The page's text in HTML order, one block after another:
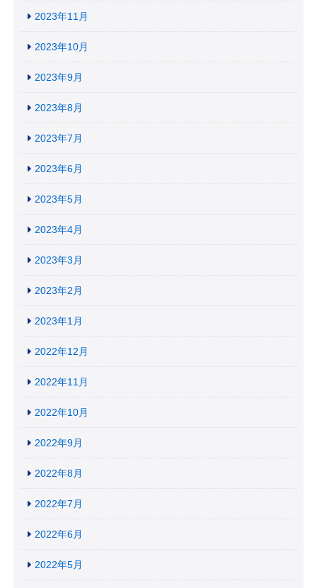
2023年11月
2023年10月
2023年9月
2023年8月
2023年7月
2023年6月
2023年5月
2023年4月
2023年3月
2023年2月
2023年1月
2022年12月
2022年11月
2022年10月
2022年9月
2022年8月
2022年7月
2022年6月
2022年5月